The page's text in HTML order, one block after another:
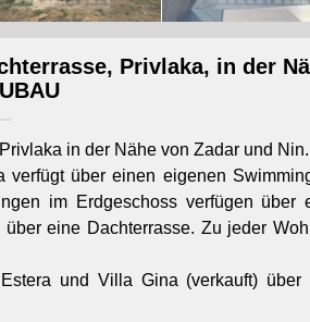
Privlaka, in der
in der Nähe von Zadar und Nin.
über einen eigenen
im Erdgeschoss verfügen über
eine Dachterrasse. Zu jeder
und Villa Gina (verkauft) über